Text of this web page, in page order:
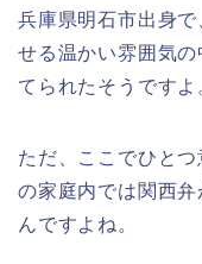
兵庫県明石市出身
せる温かい雰囲気
てられたそうですよ
ただ、ここでひと
の家庭内では関西
んですよね。